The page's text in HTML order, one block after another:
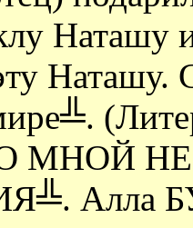
Наташу
МНОЙ
Алла